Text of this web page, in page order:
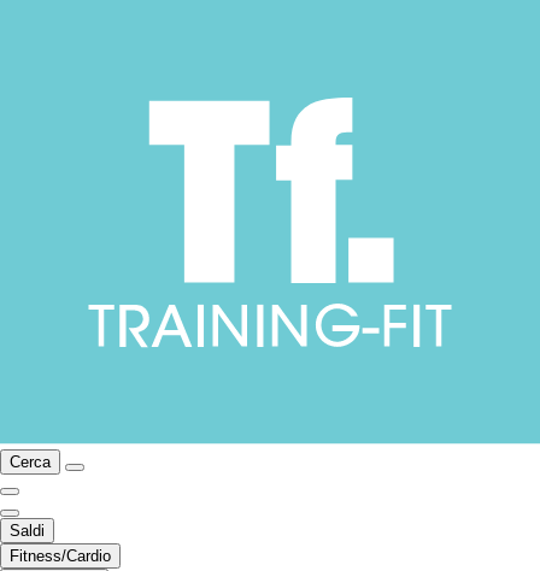
Cerca
Saldi
Fitness/Cardio